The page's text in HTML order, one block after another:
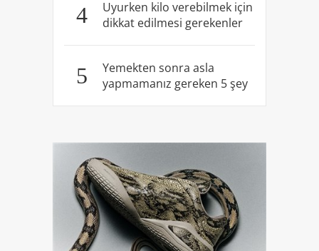
4
Uyurken kilo verebilmek için
dikkat edilmesi gerekenler
5
Yemekten sonra asla
yapmamanız gereken 5 şey